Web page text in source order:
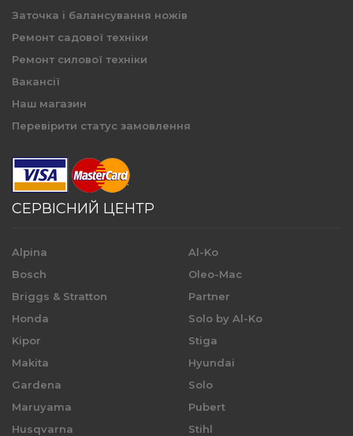
Заточка і балансування ножів
Ремонт садової техніки
Ремонт силової техніки
Вакансії
Наш магазин
Перевірити статус замовлення
СЕРВІСНИЙ ЦЕНТР
Alpina
Bosch
Briggs & Stratton
Honda
Kipor
Makita
Gardena
Maruyama
Husqvarna
Al-Ko
Oleo-Mac
Partner
Solo by Al-Ko
Stiga
Hyundai
Solo
Pubert
Stihl